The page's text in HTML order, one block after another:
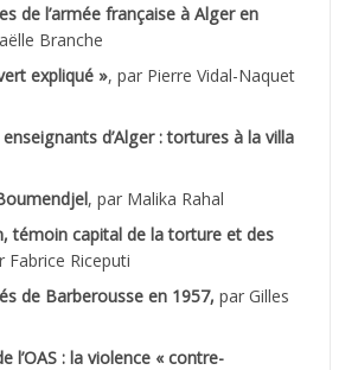
*
de l’armée française à Alger en
Branche
expliqué », par Pierre Vidal-Naquet
enseignants d’Alger : tortures à la villa
, par Malika Rahal
témoin capital de la torture et des
Fabrice Riceputi
de Barberousse en 1957, par Gilles
l’OAS : la violence « contre-